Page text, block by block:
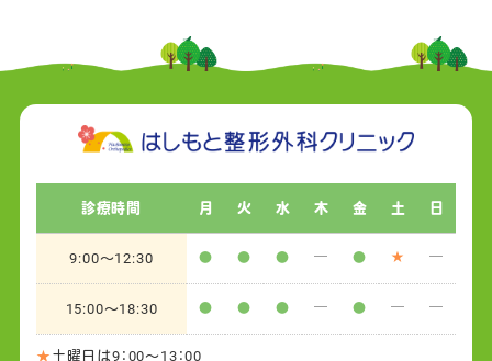
診療時間 月 火 水 木 金 土 日
9:00～12:30 ● ● ● ─ ● ★ ─
15:00～18:30 ● ● ● ─ ● ─ ─
★ 土曜日は9：00～13：00